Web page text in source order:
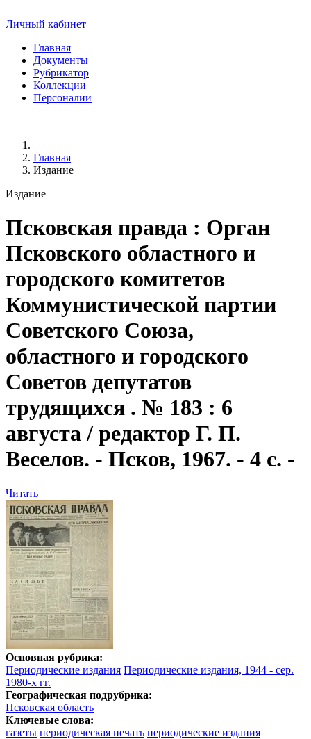
Личный кабинет
Главная
Документы
Рубрикатор
Коллекции
Персоналии
Главная
Издание
Издание
Псковская правда : Орган
Псковского областного и
городского комитетов
Коммунистической партии
Советского Союза,
областного и городского
Советов депутатов
трудящихся . № 183 : 6
августа / редактор Г. П.
Веселов. - Псков, 1967. - 4 с. -
Читать
Основная рубрика:
Периодические издания Периодические издания, 1944 - сер.
1980-х гг.
Географическая подрубрика:
Псковская область
Ключевые слова:
газеты периодическая печать периодические издания